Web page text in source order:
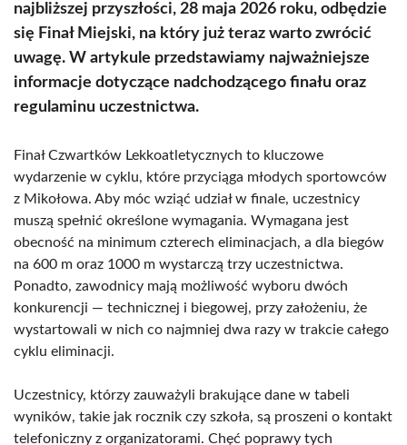
najbliższej przyszłości, 28 maja 2026 roku, odbędzie
się Finał Miejski, na który już teraz warto zwrócić
uwagę. W artykule przedstawiamy najważniejsze
informacje dotyczące nadchodzącego finału oraz
regulaminu uczestnictwa.
Finał Czwartków Lekkoatletycznych to kluczowe
wydarzenie w cyklu, które przyciąga młodych sportowców
z Mikołowa. Aby móc wziąć udział w finale, uczestnicy
muszą spełnić określone wymagania. Wymagana jest
obecność na minimum czterech eliminacjach, a dla biegów
na 600 m oraz 1000 m wystarczą trzy uczestnictwa.
Ponadto, zawodnicy mają możliwość wyboru dwóch
konkurencji — technicznej i biegowej, przy założeniu, że
wystartowali w nich co najmniej dwa razy w trakcie całego
cyklu eliminacji.
Uczestnicy, którzy zauważyli brakujące dane w tabeli
wyników, takie jak rocznik czy szkoła, są proszeni o kontakt
telefoniczny z organizatorami. Chęć poprawy tych